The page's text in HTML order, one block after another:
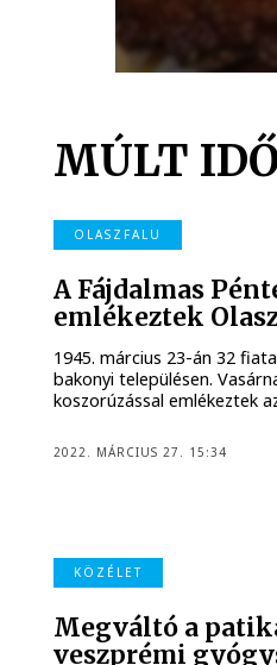
MÚLT
OLASZFALU
A Fájdalmas
emlékeztek
1945. március 23-án 32
bakonyi településen.
koszorúzással emlékeztek
2022. MÁRCIUS 27. 15:34
KÖZÉLET
Megváltó a
veszprémi